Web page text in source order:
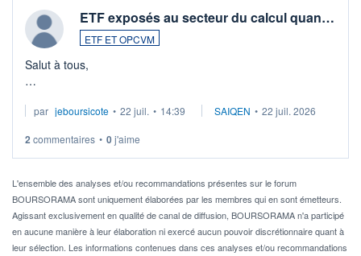
ETF exposés au secteur du calcul quan…
ETF ET OPCVM
Salut à tous,
via un ETF plutôt que des actions individuelles.
Idéalement, je voudrais qu'il soit éligible au PEA.
Pour l' ...
par jeboursicote • 22 juil. • 14:39 SAIQEN • 22 juil. 2026
2 commentaires • 0j'aime
L'ensemble des analyses et/ou recommandations présentes sur le forum
BOURSORAMA sont uniquement élaborées par les membres qui en sont émetteurs.
Agissant exclusivement en qualité de canal de diffusion, BOURSORAMA n'a participé
en aucune manière à leur élaboration ni exercé aucun pouvoir discrétionnaire quant à
leur sélection. Les informations contenues dans ces analyses et/ou recommandations